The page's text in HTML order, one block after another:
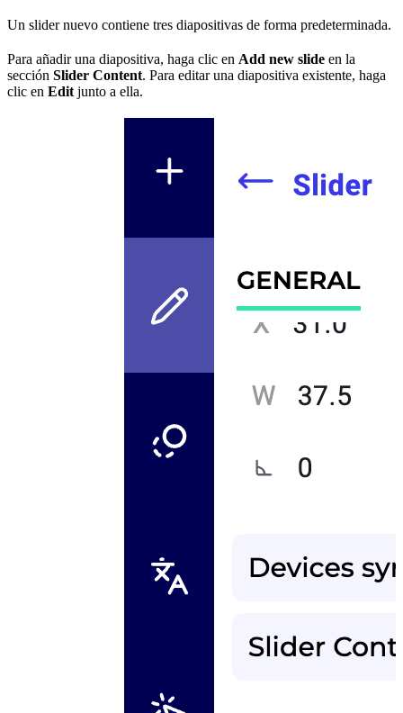
Un slider nuevo contiene tres diapositivas de forma predeterminada.
Para añadir una diapositiva, haga clic en Add new slide en la
sección Slider Content. Para editar una diapositiva existente, haga
clic en Editjunto a ella.